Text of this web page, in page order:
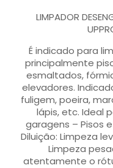
LIMPADOR
É indicado para
principalmente
esmaltados,
elevadores.
fuligem, poeira,
lápis, etc. Ideal
garagens – Pisos
Diluição: Limpeza
Limpeza
atentamente o